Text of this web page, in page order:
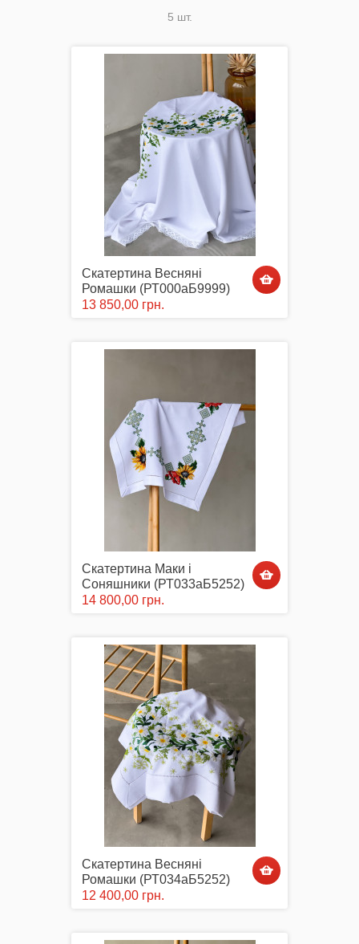
Заготовки для вишивки Бісером/Нитками
Готовий одяг / Вишиванки
Набори для Вишивки
Комплектуючі
Сумки-Шопери
Великодні рушники з принтом
Вишиті картини, рушники
Подарункові сертифікати
5 шт.
Скатертина Весняні
Ромашки (РТ000аБ9999)
13 850,00 грн.
Скатертина Маки і
Соняшники (РТ033аБ5252)
14 800,00 грн.
Скатертина Весняні
Ромашки (РТ034аБ5252)
12 400,00 грн.